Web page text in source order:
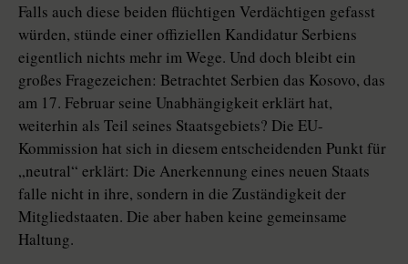
Falls auch diese beiden flüchtigen Verdächtigen gefasst
würden, stünde einer offiziellen Kandidatur Serbiens
eigentlich nichts mehr im Wege. Und doch bleibt ein
großes Fragezeichen: Betrachtet Serbien das Kosovo, das
am 17. Februar seine Unabhängigkeit erklärt hat,
weiterhin als Teil seines Staatsgebiets? Die EU-
Kommission hat sich in diesem entscheidenden Punkt für
„neutral“ erklärt: Die Anerkennung eines neuen Staats
falle nicht in ihre, sondern in die Zuständigkeit der
Mitgliedstaaten. Die aber haben keine gemeinsame
Haltung.